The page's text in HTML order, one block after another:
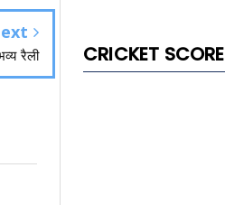
रैली CRICKET SCORE